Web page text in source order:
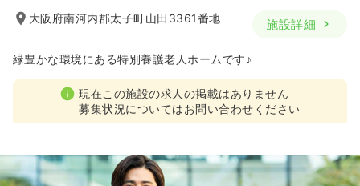
大阪府南河内郡太子町山田3361番地 施設詳細
緑豊かな環境にある特別養護老人ホームです♪
現在この施設の求人の掲載はありません
募集状況についてはお問い合わせください